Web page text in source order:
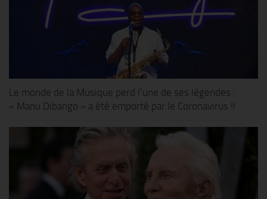
Le monde de la Musique perd l’une de ses légendes :
« Manu Dibango » a été emporté par le Coronavirus !!